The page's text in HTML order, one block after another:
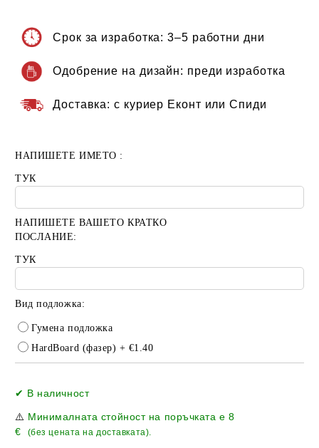
Срок за изработка: 3–5 работни дни
Одобрение на дизайн: преди изработка
Доставка: с куриер Еконт или Спиди
НАПИШЕТЕ ИМЕТО :
ТУК
НАПИШЕТЕ ВАШЕТО КРАТКО
ПОСЛАНИЕ:
ТУК
Вид подложка:
Гумена подложка
HardBoard (фазер) + €1.40
✔ В наличност
⚠️ Минималната стойност на поръчката е8
€
(без цената на доставката).